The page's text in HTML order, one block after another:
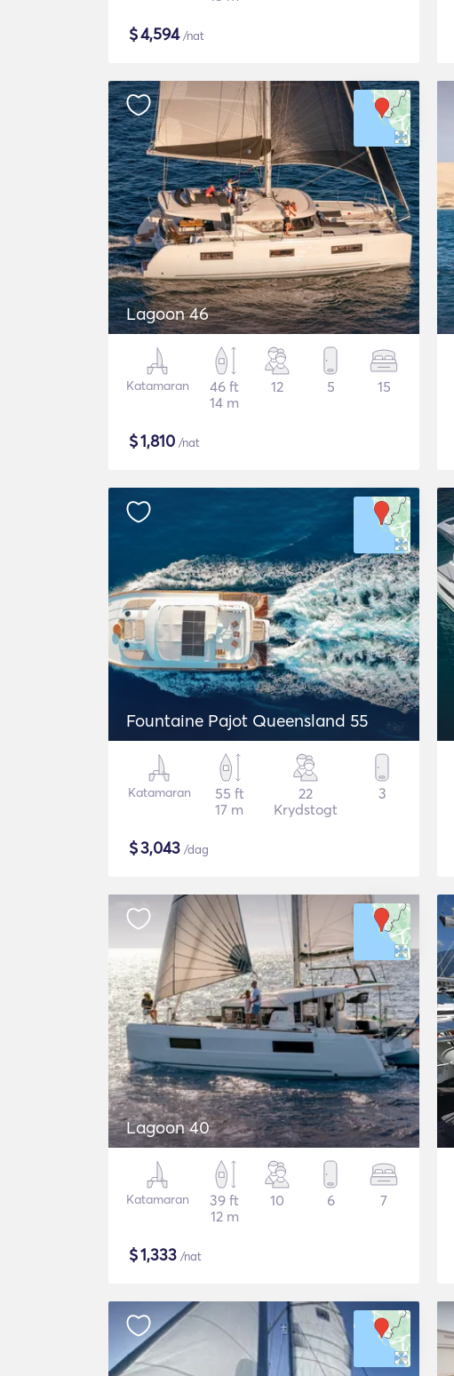
$4,594/nat
Lagoon 46
Katamaran
46 ft
14 m
12 5 15
$1,810 /nat
Fountaine Pajot Queensland 55
Katamaran
55 ft
17 m
22
Krydstogt
3
$3,043 /dag
Lagoon 40
Katamaran
39 ft
12 m
10 6 7
$1,333 /nat